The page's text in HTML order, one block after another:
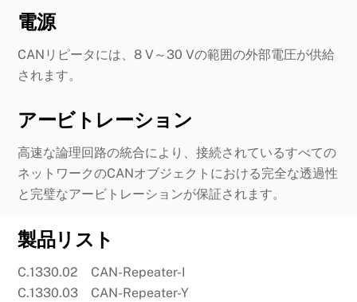
電源
CANリピータには、8 V～30 Vの範囲の外部電圧が供給
されます。
アービトレーション
高速な論理回路の統合により、接続されているすべての
ネットワークのCANオブジェクトにおける完全な透過性
と完璧なアービトレーションが保証されます。
製品リスト
C.1330.02 CAN-Repeater-I
C.1330.03 CAN-Repeater-Y